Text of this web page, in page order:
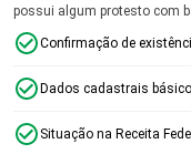
possui algum protesto com
Confirmação de
Dados cadastrais
Situação na Receita